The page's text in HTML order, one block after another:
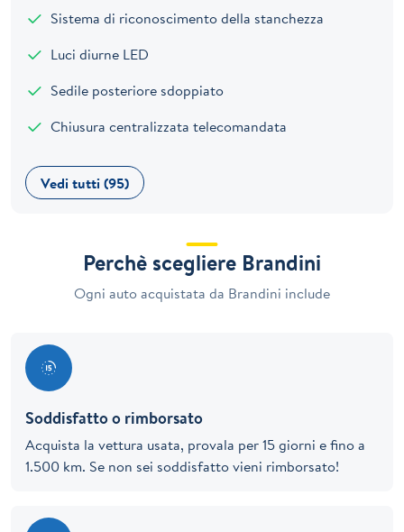
Sistema di riconoscimento della stanchezza
Luci diurne LED
Sedile posteriore sdoppiato
Chiusura centralizzata telecomandata
Vedi tutti (95)
Perchè scegliere Brandini
Ogni auto acquistata da Brandini include
Soddisfatto o rimborsato
Acquista la vettura usata, provala per 15 giorni e fino a
1.500 km. Se non sei soddisfatto vieni rimborsato!